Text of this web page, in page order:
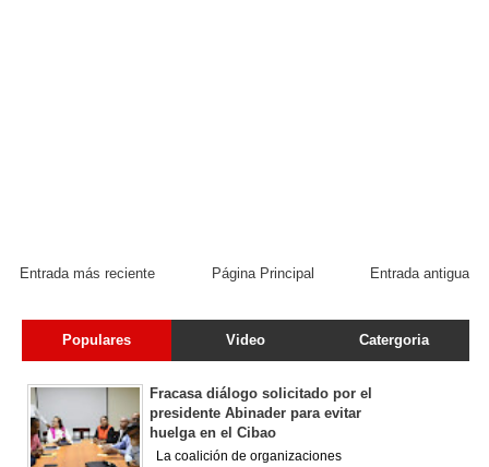
Entrada más reciente Entrada antigua
Página Principal
Populares Video Catergoria
Fracasa diálogo solicitado por el
presidente Abinader para evitar
huelga en el Cibao
La coalición de organizaciones